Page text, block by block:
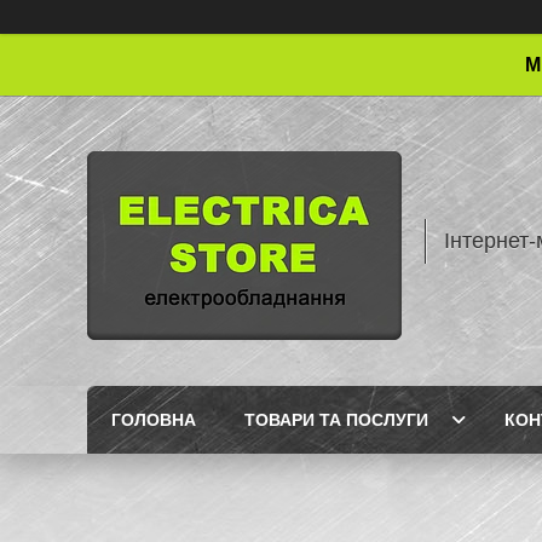
ГОЛОВНА ТОВАРИ ТА ПОСЛУГИ